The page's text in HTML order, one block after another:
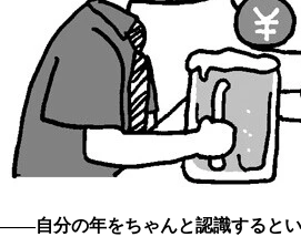
――自分の年をちゃんと認識すると